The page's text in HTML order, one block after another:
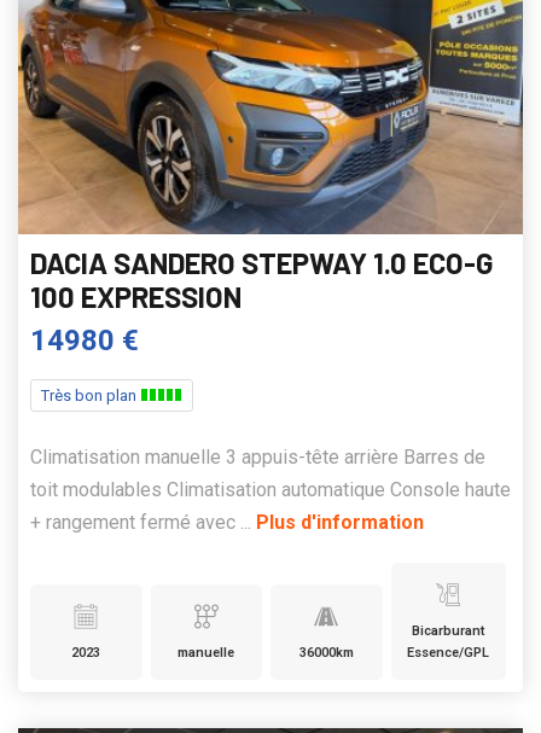
DACIA SANDERO STEPWAY 1.0 ECO-G
100 EXPRESSION
14980 €
Très bon plan
Climatisation manuelle 3 appuis-tête arrière Barres de
toit modulables Climatisation automatique Console haute
+ rangement fermé avec ... Plus d'information
2023 manuelle 36000km
Bicarburant
Essence/GPL